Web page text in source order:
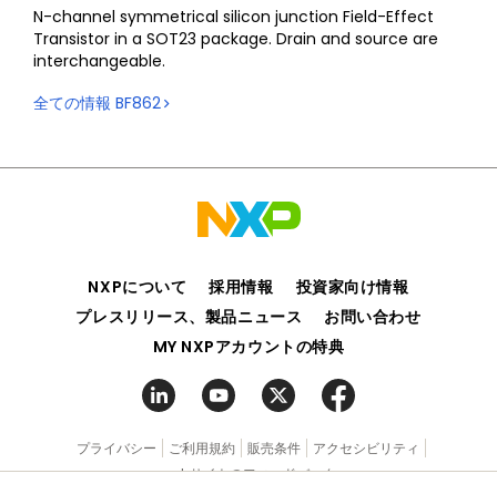
N-channel symmetrical silicon junction Field-Effect
Transistor in a SOT23 package. Drain and source are
interchangeable.
全ての情報 BF862
NXPについて 採用情報
投資家向け情報
プレスリリース、製品ニュース
お問い合わせ
MY NXPアカウントの特典
プライバシー ご利用規約 販売条件
アクセシビリティ
webサイトのフィードバック